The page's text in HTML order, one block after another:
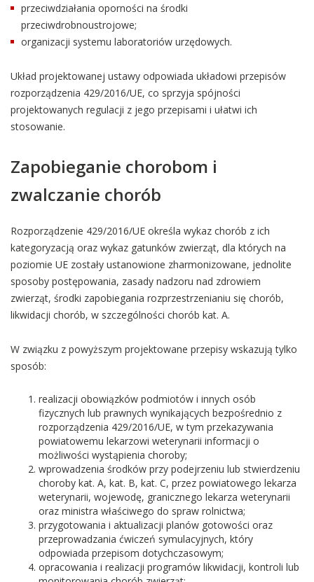
przeciwdziałania oporności na środki
przeciwdrobnoustrojowe;
organizacji systemu laboratoriów urzędowych.
Układ projektowanej ustawy odpowiada układowi przepisów
rozporządzenia 429/2016/UE, co sprzyja spójności
projektowanych regulacji z jego przepisami i ułatwi ich
stosowanie.
Zapobieganie chorobom i
zwalczanie chorób
Rozporządzenie 429/2016/UE określa wykaz chorób z ich
kategoryzacją oraz wykaz gatunków zwierząt, dla których na
poziomie UE zostały ustanowione zharmonizowane, jednolite
sposoby postępowania, zasady nadzoru nad zdrowiem
zwierząt, środki zapobiegania rozprzestrzenianiu się chorób,
likwidacji chorób, w szczególności chorób kat. A.
W związku z powyższym projektowane przepisy wskazują tylko
sposób:
realizacji obowiązków podmiotów i innych osób
fizycznych lub prawnych wynikających bezpośrednio z
rozporządzenia 429/2016/UE, w tym przekazywania
powiatowemu lekarzowi weterynarii informacji o
możliwości wystąpienia choroby;
wprowadzenia środków przy podejrzeniu lub stwierdzeniu
choroby kat. A, kat. B, kat. C, przez powiatowego lekarza
weterynarii, wojewodę, granicznego lekarza weterynarii
oraz ministra właściwego do spraw rolnictwa;
przygotowania i aktualizacji planów gotowości oraz
przeprowadzania ćwiczeń symulacyjnych, który
odpowiada przepisom dotychczasowym;
opracowania i realizacji programów likwidacji, kontroli lub